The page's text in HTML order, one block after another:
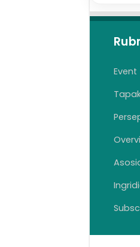
Event